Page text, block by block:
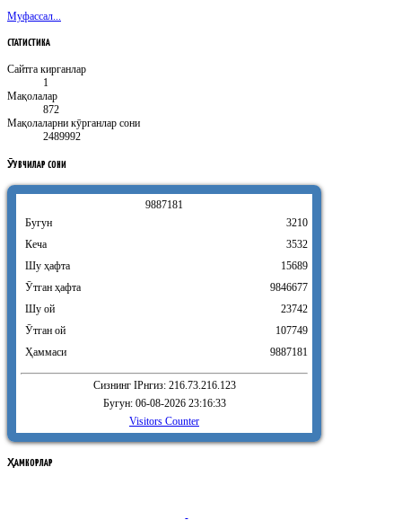
Муфассал...
СТАТИСТИКА
Сайтга кирганлар
1
Мақолалар
872
Мақолаларни кӯрганлар сони
2489992
ӮҚУВЧИЛАРСОНИ
9887181
Бугун
Кеча
Шу ҳафта
Ӯтган ҳафта
Шу ой
Ӯтган ой
Ҳаммаси
3210
3532
15689
9846677
23742
107749
9887181
Сизнинг IPнгиз: 216.73.216.123
Бугун: 06-08-2026 23:16:33
Visitors Counter
ҲАМКОРЛАР